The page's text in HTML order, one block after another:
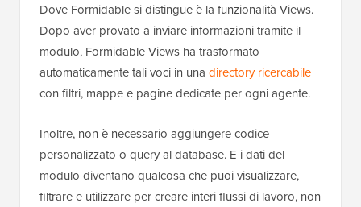
Dove Formidable si distingue è la funzionalità Views.
Dopo aver provato a inviare informazioni tramite il
modulo, Formidable Views ha trasformato
automaticamente tali voci in una directory ricercabile
con filtri, mappe e pagine dedicate per ogni agente.
Inoltre, non è necessario aggiungere codice
personalizzato o query al database. E i dati del
modulo diventano qualcosa che puoi visualizzare,
filtrare e utilizzare per creare interi flussi di lavoro, non